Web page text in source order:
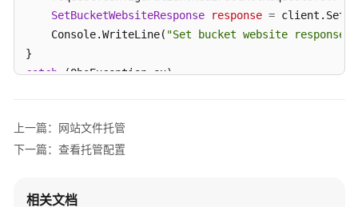
门
相
关
SetBucketWebsiteResponse
response =
    Console.WriteLine(
"Set bucket website
catch (ObsException ex)
    Console.WriteLine(
}
上一篇：网站文件托管
下一篇：查看托管配置
相关文档